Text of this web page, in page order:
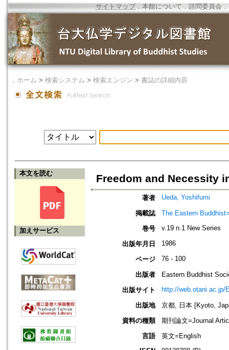
サイトマップ．本館について ． 諮問委員会 ．
． ホーム > 検索システム > 検索エンジン > 書誌の詳細内容
本文を読む
加えサービス
Freedom and Necessity
著者 Ueda, Yoshifumi
掲載誌
The Eastern
巻号
v.19 n.1 New Series
出版年月日 1986
ページ 76 - 100
出版者
Eastern Buddhist
出版サイト
http://web.otani.ac.jp/
出版地
京都, 日本 [Kyoto,
資料の種類
期刊論文=Journal
言語
英文=English